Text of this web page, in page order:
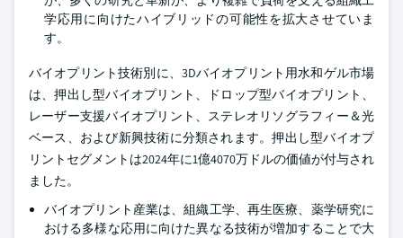
学応用に向けたハイブリッドの可能性を拡大させていま
す。
バイオプリント技術別に、3Dバイオプリント用水和ゲル市場
は、押出し型バイオプリント、ドロップ型バイオプリント、
レーザー支援バイオプリント、ステレオリソグラフィー＆光
ベース、および新興技術に分類されます。押出し型バイオプ
リントセグメントは2024年に1億4070万ドルの価値が付与され
ました。
バイオプリント産業は、組織工学、再生医療、薬学研究に
おける多様な応用に向けた異なる技術が増加することで大